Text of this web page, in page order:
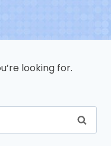
looking for.